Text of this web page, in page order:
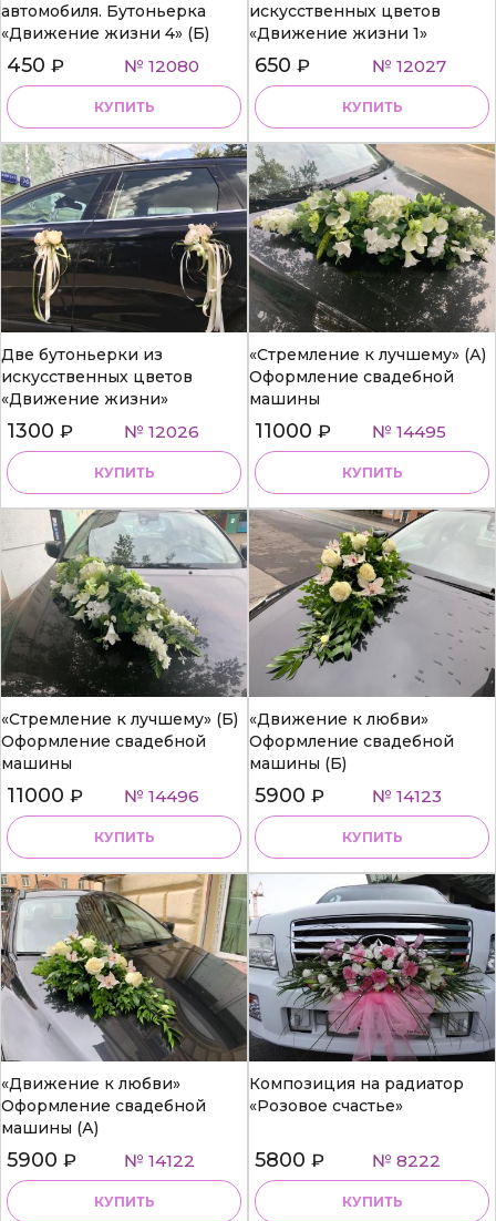
автомобиля. Бутоньерка
«Движение жизни 4» (Б)
450 ₽ № 12080
КУПИТЬ
искусственных цветов
«Движение жизни 1»
650 ₽ № 12027
КУПИТЬ
Две бутоньерки из
искусственных цветов
«Движение жизни»
1300 ₽ № 12026
КУПИТЬ
«Стремление к лучшему» (А)
Оформление свадебной
машины
11000 ₽ № 14495
КУПИТЬ
«Стремление к лучшему» (Б)
Оформление свадебной
машины
11000 ₽ № 14496
КУПИТЬ
«Движение к любви»
Оформление свадебной
машины (Б)
5900 ₽ № 14123
КУПИТЬ
«Движение к любви»
Оформление свадебной
машины (А)
5900 ₽ № 14122
КУПИТЬ
Композиция на радиатор
«Розовое счастье»
5800 ₽ № 8222
КУПИТЬ